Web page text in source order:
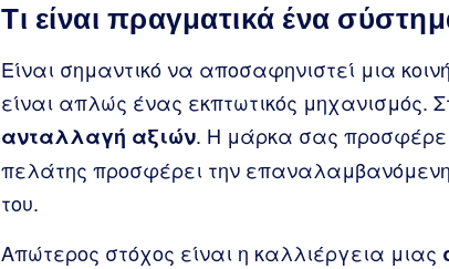
Τι είναι πραγματικά ένα
Είναι σημαντικό να αποσαφηνιστεί μια
είναι απλώς ένας εκπτωτικός μηχανισμός.
ανταλλαγή αξιών. Η μάρκα σας
πελάτης προσφέρει την
του.
Απώτερος στόχος είναι η καλλιέργεια μιας